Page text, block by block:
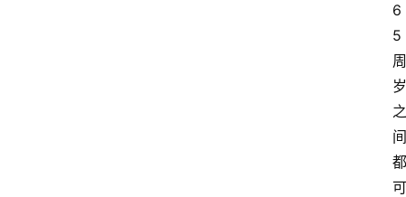
6
5
周
岁
之
间
都
可